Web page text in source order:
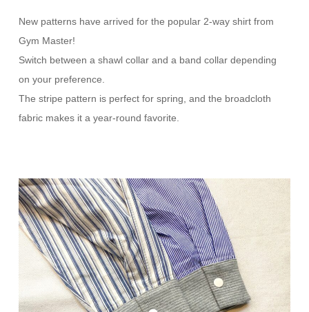
New patterns have arrived for the popular 2-way shirt from
Gym Master!
Switch between a shawl collar and a band collar depending
on your preference.
The stripe pattern is perfect for spring, and the broadcloth
fabric makes it a year-round favorite.